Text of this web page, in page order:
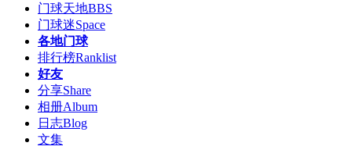
门球天地BBS
门球迷Space
各地门球
排行榜Ranklist
好友
分享Share
相册Album
日志Blog
文集